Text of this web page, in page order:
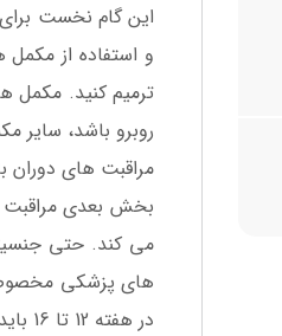
این گام نخست
و استفاده از
ترمیم کنید. مکمل
روبرو باشد، سایر
مراقبت های دوران بارداری:
می کند. حتی
های پزشکی مخصوص
در هفته 12 تا 16 باید غربالگری انجام دهید. در این غربالگری وضعیت جسمانی و رشد ذهنی جنین شما مشخص می شود.